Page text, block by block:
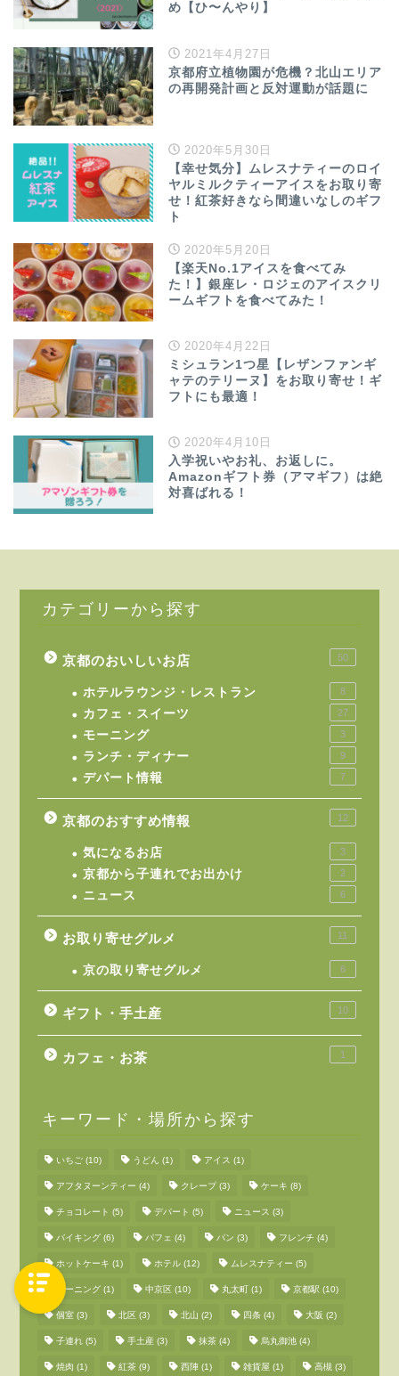
め【ひ〜んやり】
2021年4月27日
京都府立植物園が危機？北山エリア
の再開発計画と反対運動が話題に
2020年5月30日
【幸せ気分】ムレスナティーのロイ
ヤルミルクティーアイスをお取り寄
せ！紅茶好きなら間違いなしのギフ
ト
2020年5月20日
【楽天No.1アイスを食べてみ
た！】銀座レ・ロジェのアイスクリ
ームギフトを食べてみた！
2020年4月22日
ミシュラン1つ星【レザンファンギ
ャテのテリーヌ】をお取り寄せ！ギ
フトにも最適！
2020年4月10日
入学祝いやお礼、お返しに。
Amazonギフト券（アマギフ）は絶
対喜ばれる！
カテゴリーから探す
京都のおいしいお店 50
ホテルラウンジ・レストラン 8
カフェ・スイーツ 27
モーニング 3
ランチ・ディナー 9
デパート情報 7
京都のおすすめ情報 12
気になるお店 3
京都から子連れでお出かけ 2
ニュース 6
お取り寄せグルメ 11
京の取り寄せグルメ 6
ギフト・手土産 10
カフェ・お茶 1
キーワード・場所から探す
いちご (10) うどん (1) アイス (1)
アフタヌーンティー (4) クレープ(3) ケーキ (8)
チョコレート (5) デパート (5) ニュース (3)
バイキング (6) パフェ (4) パン (3) フレンチ (4)
ホットケーキ (1) ホテル (12) ムレスナティー (5)
モーニング (1) 中京区 (10) 丸太町 (1) 京都駅 (10)
個室 (3) 北区 (3) 北山 (2) 四条 (4) 大阪 (2)
子連れ (5) 手土産 (3) 抹茶 (4) 烏丸御池 (4)
焼肉 (1) 紅茶 (9) 西陣 (1) 雑貨屋 (1) 高槻 (3)